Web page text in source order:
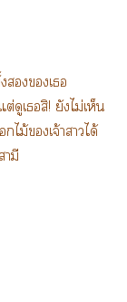
เ
ดูเสิ! ยังไม่เห็น
ไม้เจ้าาได้
มี